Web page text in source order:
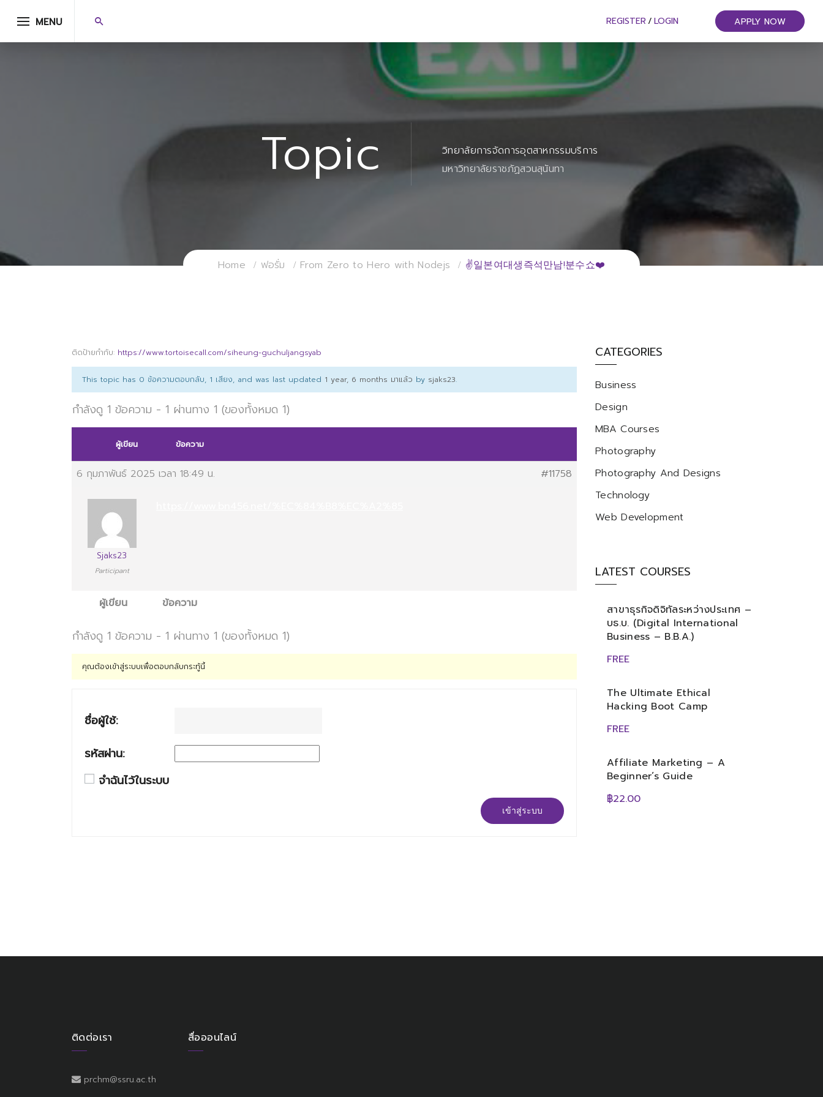
MENU REGISTER / LOGIN APPLY NOW
Topic
วิทยาลัยการจัดการอุตสาหกรรมบริการ
มหาวิทยาลัยราชภัฏสวนสุนันทา
Home ฟอรั่ม From Zero to Hero with Nodejs ✌일본여대생즉석만남!분수쇼❤️
ติดป้ายกำกับ: https://www.tortoisecall.com/siheung-guchuljangsyab
This topic has 0 ข้อความตอบกลับ, 1 เสียง, and was last updated 1 year, 6 months มาแล้ว by sjaks23.
กำลังดู 1 ข้อความ - 1 ผ่านทาง 1 (ของทั้งหมด 1)
ผู้เขียน ข้อความ
6 กุมภาพันธ์ 2025 เวลา 18:49 น. #11758
Sjaks23
Participant
ผู้เขียน ข้อความ
กำลังดู 1 ข้อความ - 1 ผ่านทาง 1 (ของทั้งหมด 1)
คุณต้องเข้าสู่ระบบเพื่อตอบกลับกระทู้นี้
ชื่อผู้ใช้:
รหัสผ่าน:
จำฉันไว้ในระบบ
เข้าสู่ระบบ
CATEGORIES
Business
Design
MBA Courses
Photography
Photography And Designs
Technology
Web Development
LATEST COURSES
สาขาธุรกิจดิจิทัลระหว่างประเทศ –
บธ.บ. (Digital International
Business – B.B.A.)
FREE
The Ultimate Ethical
Hacking Boot Camp
FREE
Affiliate Marketing – A
Beginner’s Guide
฿22.00
ติดต่อเรา
prchm@ssru.ac.th
สื่อออนไลน์